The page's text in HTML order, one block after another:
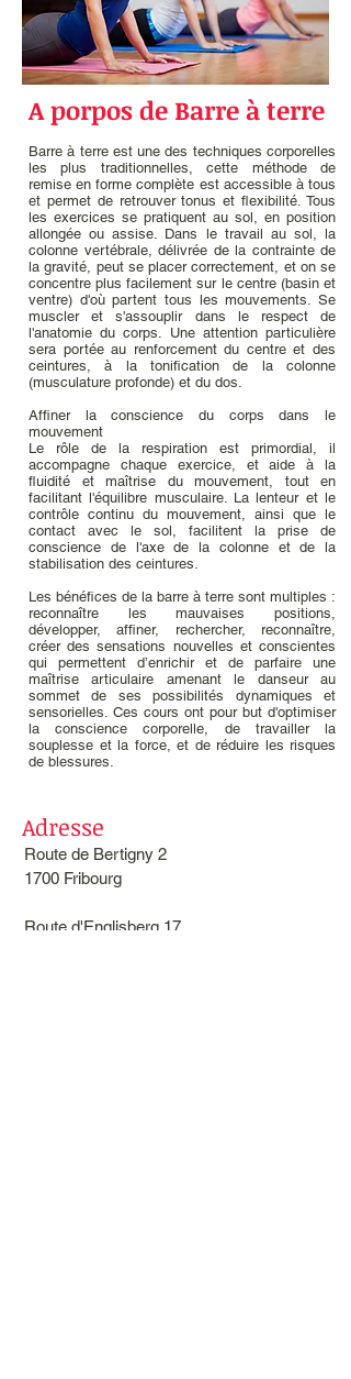
A porpos de Barre à terre
Barre à terre est une des techniques corporelles
les plus traditionnelles, cette méthode de
remise en forme complète est accessible à tous
et permet de retrouver tonus et flexibilité. Tous
les exercices se pratiquent au sol, en position
allongée ou assise. Dans le travail au sol, la
colonne vertébrale, délivrée de la contrainte de
la gravité, peut se placer correctement, et on se
concentre plus facilement sur le centre (basin et
ventre) d'où partent tous les mouvements. Se
muscler et s'assouplir dans le respect de
l'anatomie du corps. Une attention particulière
sera portée au renforcement du centre et des
ceintures, à la tonification de la colonne
(musculature profonde) et du dos.
Affiner la conscience du corps dans le
mouvement
Le rôle de la respiration est primordial, il
accompagne chaque exercice, et aide à la
fluidité et maîtrise du mouvement, tout en
facilitant l'équilibre musculaire. La lenteur et le
contrôle continu du mouvement, ainsi que le
contact avec le sol, facilitent la prise de
conscience de l'axe de la colonne et de la
stabilisation des ceintures.
Les bénéfices de la barre à terre sont multiples :
reconnaître les mauvaises positions,
développer, affiner, rechercher, reconnaître,
créer des sensations nouvelles et conscientes
qui permettent d’enrichir et de parfaire une
maîtrise articulaire amenant le danseur au
sommet de ses possibilités dynamiques et
sensorielles. Ces cours ont pour but d'optimiser
la conscience corporelle, de travailler la
souplesse et la force, et de réduire les risques
de blessures.
Adresse
Route de Bertigny 2
1700 Fribourg
Route d'Englisberg 17